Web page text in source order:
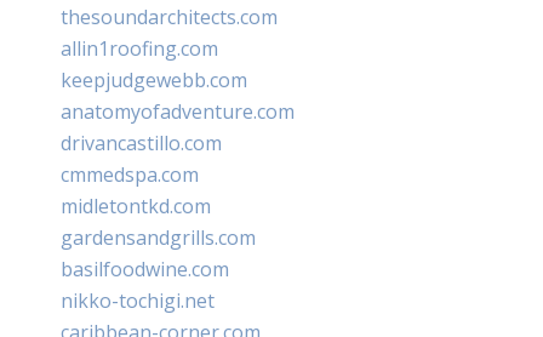
thesoundarchitects.com
allin1roofing.com
keepjudgewebb.com
anatomyofadventure.com
drivancastillo.com
cmmedspa.com
midletontkd.com
gardensandgrills.com
basilfoodwine.com
nikko-tochigi.net